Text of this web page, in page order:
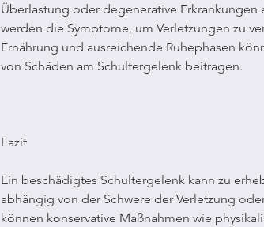
Überlastung oder degenerative Erkrankungen
werden die Symptome, um Verletzungen zu
Ernährung und ausreichende Ruhephasen
von Schäden am Schultergelenk beitragen.
Fazit
Ein beschädigtes Schultergelenk kann zu
abhängig von der Schwere der Verletzung
können konservative Maßnahmen wie